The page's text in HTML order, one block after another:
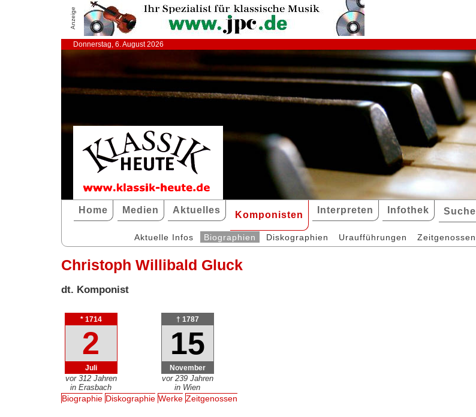
Anzeige
Donnerstag, 6. August 2026
Home Medien Aktuelles Komponisten Interpreten Infothek Suche
Aktuelle Infos Biographien Diskographien Uraufführungen Zeitgenossen
Christoph Willibald Gluck
dt. Komponist
* 1714
2
Juli
vor 312 Jahren
in Erasbach
† 1787
15
November
vor 239 Jahren
in Wien
Biographie Diskographie Werke Zeitgenossen